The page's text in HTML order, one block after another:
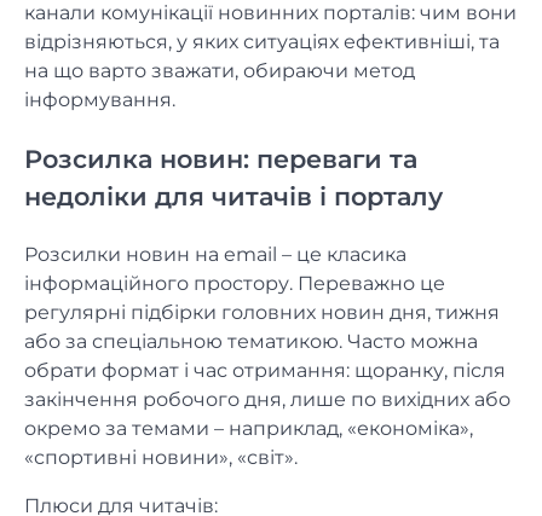
канали комунікації новинних порталів: чим вони
відрізняються, у яких ситуаціях ефективніші, та
на що варто зважати, обираючи метод
інформування.
Розсилка новин: переваги та
недоліки для читачів і порталу
Розсилки новин на email – це класика
інформаційного простору. Переважно це
регулярні підбірки головних новин дня, тижня
або за спеціальною тематикою. Часто можна
обрати формат і час отримання: щоранку, після
закінчення робочого дня, лише по вихідних або
окремо за темами – наприклад, «економіка»,
«спортивні новини», «світ».
Плюси для читачів: